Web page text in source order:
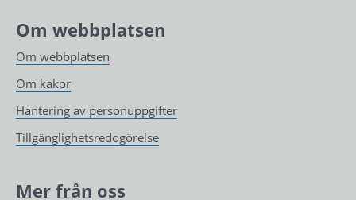
Om webbplatsen
Om webbplatsen
Om kakor
Hantering av personuppgifter
Tillgänglighetsredogörelse
Mer från oss